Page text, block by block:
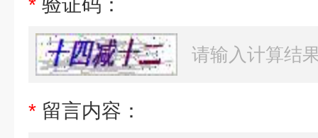
* 验证码：
* 留言内容：